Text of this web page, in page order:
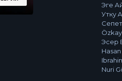
Эге
Утку
Эсер
Nuri